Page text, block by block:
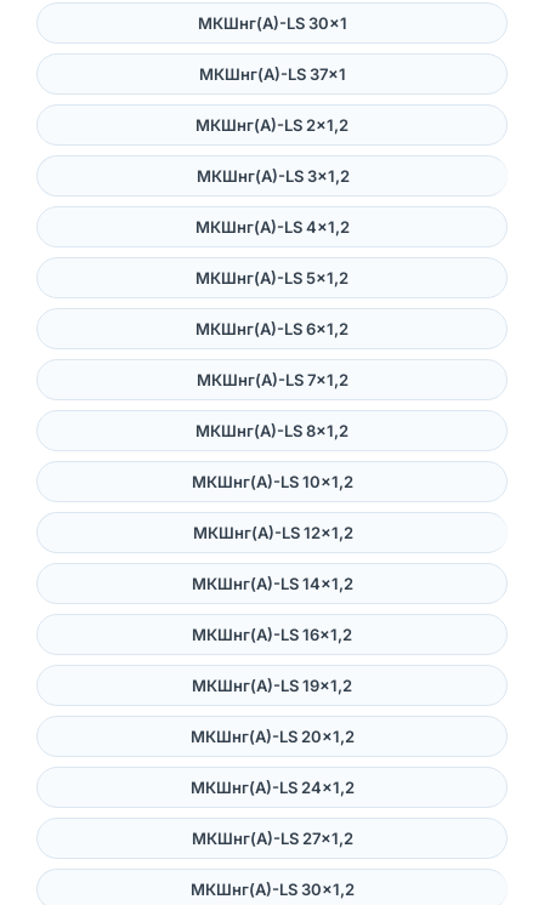
МКШнг(А)-LS 30×1
МКШнг(А)-LS 37×1
МКШнг(А)-LS 2×1,2
МКШнг(А)-LS 3×1,2
МКШнг(А)-LS 4×1,2
МКШнг(А)-LS 5×1,2
МКШнг(А)-LS 6×1,2
МКШнг(А)-LS 7×1,2
МКШнг(А)-LS 8×1,2
МКШнг(А)-LS 10×1,2
МКШнг(А)-LS 12×1,2
МКШнг(А)-LS 14×1,2
МКШнг(А)-LS 16×1,2
МКШнг(А)-LS 19×1,2
МКШнг(А)-LS 20×1,2
МКШнг(А)-LS 24×1,2
МКШнг(А)-LS 27×1,2
МКШнг(А)-LS 30×1,2